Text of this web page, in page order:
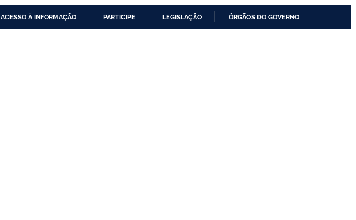
ACESSO À INFORMAÇÃO PARTICIPE LEGISLAÇÃO ÓRGÃOS DO GOVERNO